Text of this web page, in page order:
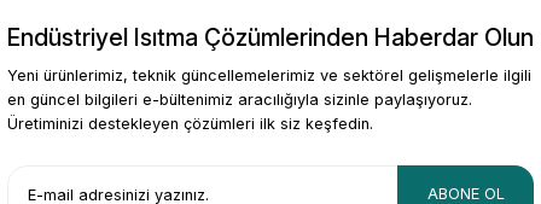
Gönder
Endüstriyel Isıtma Çözümlerinden Haberdar Olun
Yeni ürünlerimiz, teknik güncellemelerimiz ve sektörel gelişmelerle ilgili
en güncel bilgileri e-bültenimiz aracılığıyla sizinle paylaşıyoruz.
Üretiminizi destekleyen çözümleri ilk siz keşfedin.
ABONE OL